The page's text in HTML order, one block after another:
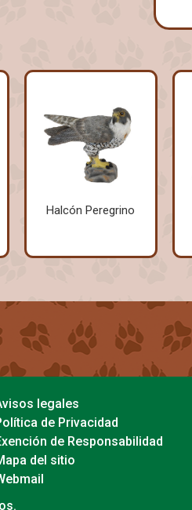
Halcón Peregrino
legales
de Privacidad
de Responsabilidad
del sitio